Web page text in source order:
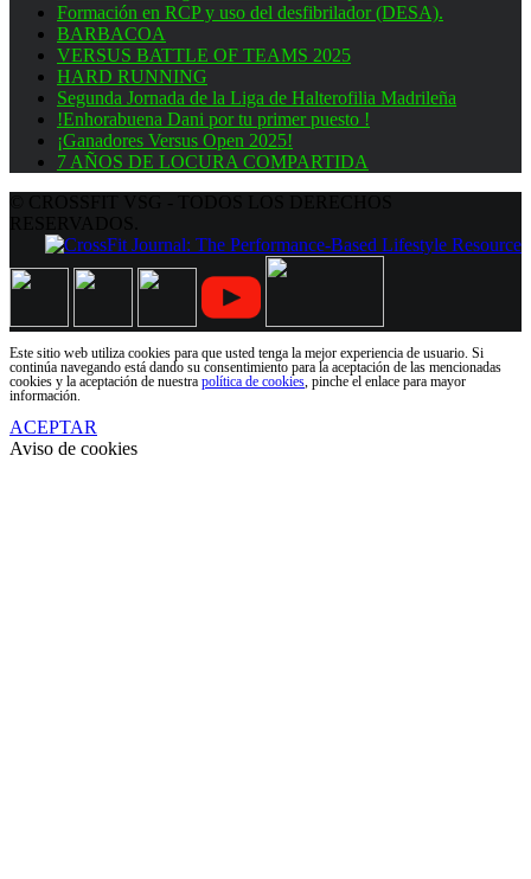
Formación en RCP y uso del desfibrilador (DESA).
BARBACOA
VERSUS BATTLE OF TEAMS 2025
HARD RUNNING
Segunda Jornada de la Liga de Halterofilia Madrileña
!Enhorabuena Dani por tu primer puesto !
¡Ganadores Versus Open 2025!
7 AÑOS DE LOCURA COMPARTIDA
Este sitio web utiliza cookies para que usted tenga la mejor experiencia de usuario. Si
continúa navegando está dando su consentimiento para la aceptación de las mencionadas
cookies y la aceptación de nuestra política de cookies , pinche el enlace para mayor
información.
ACEPTAR
Aviso de cookies